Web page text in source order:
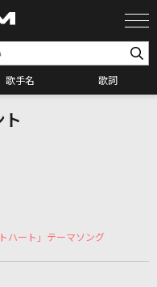
歌手名 歌詞
索
スト
ト
ハート」テーマソング